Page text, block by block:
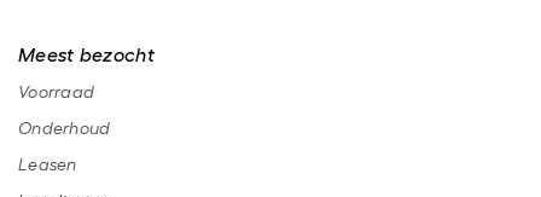
Meest bezocht
Voorraad
Onderhoud
Leasen